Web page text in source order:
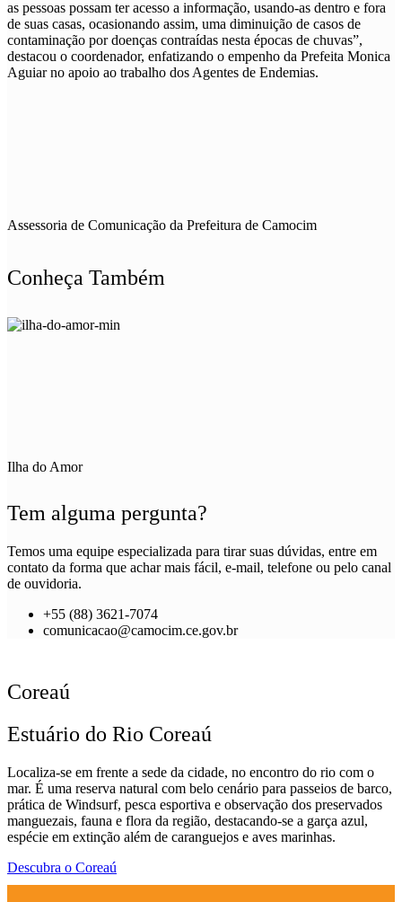
as pessoas possam ter acesso a informação, usando-as dentro e fora
de suas casas, ocasionando assim, uma diminuição de casos de
contaminação por doenças contraídas nesta épocas de chuvas”,
destacou o coordenador, enfatizando o empenho da Prefeita Monica
Aguiar no apoio ao trabalho dos Agentes de Endemias.
Assessoria de Comunicação da Prefeitura de Camocim
Conheça Também
Ilha do Amor
Tem alguma pergunta?
Temos uma equipe especializada para tirar suas dúvidas, entre em
contato da forma que achar mais fácil, e-mail, telefone ou pelo canal
de ouvidoria.
+55 (88) 3621-7074
comunicacao@camocim.ce.gov.br
Coreaú
Estuário do Rio Coreaú
Localiza-se em frente a sede da cidade, no encontro do rio com o
mar. É uma reserva natural com belo cenário para passeios de barco,
prática de Windsurf, pesca esportiva e observação dos preservados
manguezais, fauna e flora da região, destacando-se a garça azul,
espécie em extinção além de caranguejos e aves marinhas.
Descubra o Coreaú